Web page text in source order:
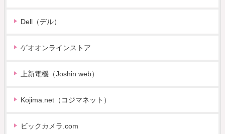
Dell（デル）
ゲオオンラインストア
上新電機（Joshin web）
Kojima.net（コジマネット）
ビックカメラ.com